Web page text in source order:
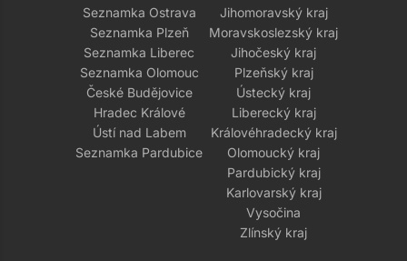
Seznamka Ostrava
Seznamka Plzeň
Seznamka Liberec
Seznamka Olomouc
České Budějovice
Hradec Králové
Ústí nad Labem
Seznamka Pardubice
Jihomoravský kraj
Moravskoslezský kraj
Jihočeský kraj
Plzeňský kraj
Ústecký kraj
Liberecký kraj
Královéhradecký kraj
Olomoucký kraj
Pardubický kraj
Karlovarský kraj
Vysočina
Zlínský kraj